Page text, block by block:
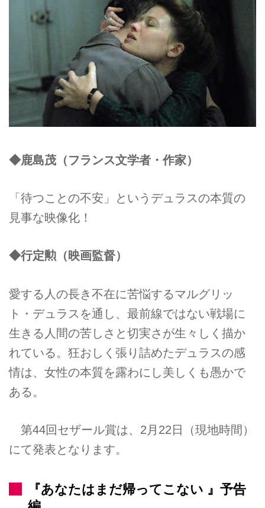
◆鹿島茂（フランス文学者・作家）
「待つことの不安」というデュラスの本質の
見事な映像化！
◆行定勲（映画監督）
愛する人の長き不在に苦悩するマルグリッ
ト・デュラスを通し、最前線ではない戦場に
生きる人間の苦しさと切実さが生々しく描か
れている。狂おしく張り詰めたデュラスの感
情は、女性の本質を露わにし美しくも愚かで
ある。
第44回セザール賞は、2月22日（現地時間）
にて発表となります。
『あなたはまだ帰ってこない 』予告